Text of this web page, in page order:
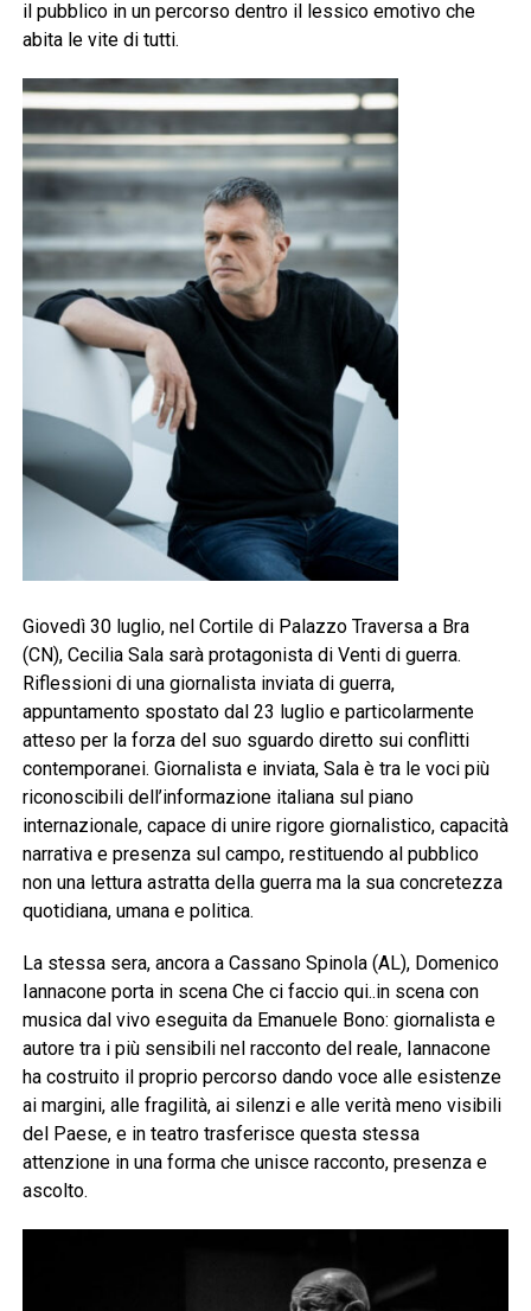
il pubblico in un percorso dentro il lessico emotivo che
abita le vite di tutti.
Giovedì 30 luglio, nel Cortile di Palazzo Traversa a Bra
(CN), Cecilia Sala sarà protagonista di Venti di guerra.
Riflessioni di una giornalista inviata di guerra,
appuntamento spostato dal 23 luglio e particolarmente
atteso per la forza del suo sguardo diretto sui conflitti
contemporanei. Giornalista e inviata, Sala è tra le voci più
riconoscibili dell’informazione italiana sul piano
internazionale, capace di unire rigore giornalistico, capacità
narrativa e presenza sul campo, restituendo al pubblico
non una lettura astratta della guerra ma la sua concretezza
quotidiana, umana e politica.
La stessa sera, ancora a Cassano Spinola (AL), Domenico
Iannacone porta in scena Che ci faccio qui..in scena con
musica dal vivo eseguita da Emanuele Bono: giornalista e
autore tra i più sensibili nel racconto del reale, Iannacone
ha costruito il proprio percorso dando voce alle esistenze
ai margini, alle fragilità, ai silenzi e alle verità meno visibili
del Paese, e in teatro trasferisce questa stessa
attenzione in una forma che unisce racconto, presenza e
ascolto.